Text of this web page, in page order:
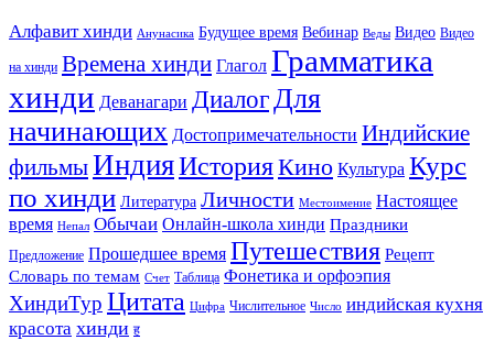
Алфавит хинди Анунасика Будущее время Вебинар Веды Видео Видео
на хинди Времена хинди Глагол Грамматика
хинди Деванагари Диалог Для
начинающих Достопримечательности Индийские
фильмыИндияИсторияКино Культура Курс
по хинди Литература Личности Местоимение Настоящее
время Непал Обычаи Онлайн-школа хинди Праздники
Предложение Прошедшее время Путешествия Рецепт
Словарь по темам Счет Таблица Фонетика и орфоэпия
ХиндиТур Цитата Цифра Числительное Число индийская кухня
красота хинди ह